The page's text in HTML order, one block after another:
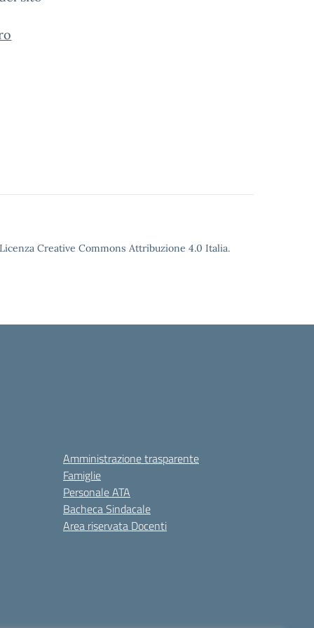
Creative Commons Attribuzione 4.0 Italia.
Amministrazione trasparente
Famiglie
Personale ATA
Bacheca Sindacale
Area riservata Docenti